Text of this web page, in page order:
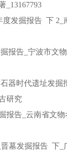
_13167793
度发掘报告 下
报告_宁波市文
器时代遗址发
研究
报告_云南省文
晋墓发掘报告 下